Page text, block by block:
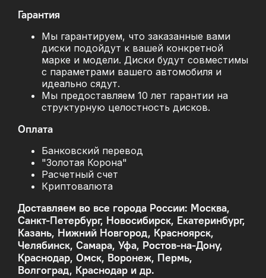
Гарантия
Мы гарантируем, что заказанные вами
диски подойдут к вашей конкретной
марке и модели. Диски будут совместимы
с параметрами вашего автомобиля и
идеально сядут.
Мы предоставляем 10 лет гарантии на
структурную целостность дисков.
Оплата
Банковский перевод
"Золотая Корона"
Расчетный счет
Криптовалюта
Доставляем во все города России: Москва,
Санкт-Петербург, Новосибирск, Екатеринбург,
Казань, Нижний Новгород, Красноярск,
Челябинск, Самара, Уфа, Ростов-на-Дону,
Краснодар, Омск, Воронеж, Пермь,
Волгоград, Краснодар и др.